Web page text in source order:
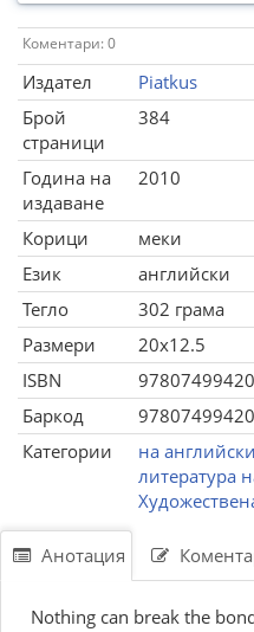
Коментари: 0
Издател
Piatkus
Брой
страници
384
Година на
издаване
2010
Корици
меки
Език
английски
Тегло
302 грама
Размери
20x12.5
ISBN
Баркод
Категории
на
литература
Анотация
Nothing can break the